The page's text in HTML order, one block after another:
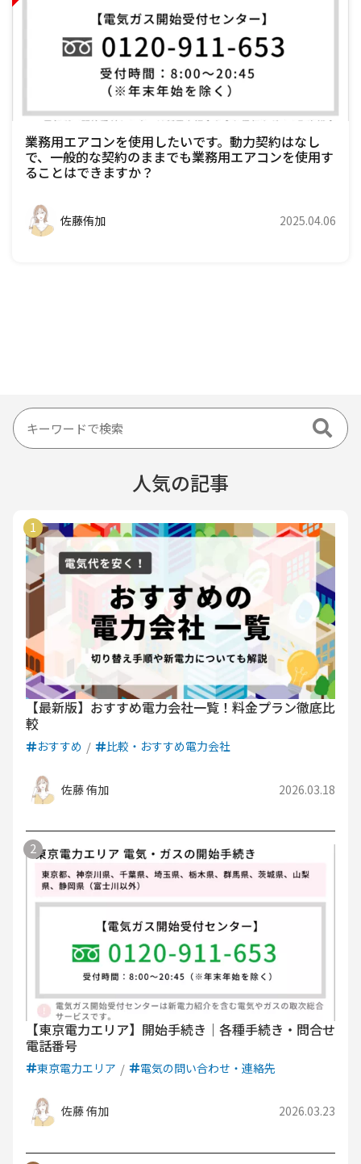
業務用エアコンを使用したいです。動力契約はなし
で、一般的な契約のままでも業務用エアコンを使用す
ることはできますか？
佐藤侑加 2025.04.06
人気の記事
【最新版】おすすめ電力会社一覧！料金プラン徹底比
較
おすすめ 比較・おすすめ電力会社
佐藤 侑加 2026.03.18
【東京電力エリア】開始手続き｜各種手続き・問合せ
電話番号
東京電力エリア 電気の問い合わせ・連絡先
佐藤 侑加 2026.03.23